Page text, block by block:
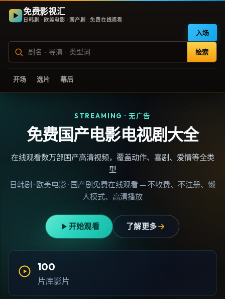
免费影视汇
日韩剧 · 欧美电影 · 国产剧 · 免费在线观看
检索
入场
开场 选片 幕后
STREAMING · 无广告
免费国产电影电视剧大全
在线观看数万部国产高清视频，覆盖动作、喜剧、爱情等全类
型
日韩剧 · 欧美电影 · 国产剧免费在线观看 — 不收费、不注册、懒
人模式、高清播放
开始观看 了解更多
100
片库影片